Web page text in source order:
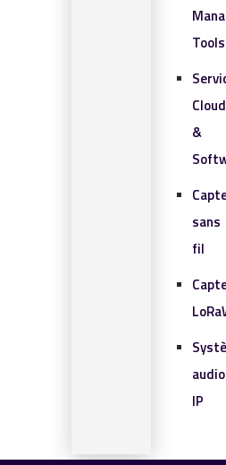
Tools
Cloud
&
sans
fil
audio
IP